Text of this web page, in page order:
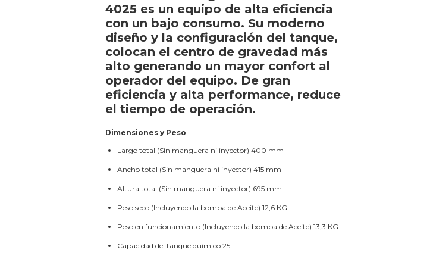
4025 es un equipo de alta eficiencia
con un bajo consumo. Su moderno
diseño y la configuración del tanque,
colocan el centro de gravedad más
alto generando un mayor confort al
operador del equipo. De gran
eficiencia y alta performance, reduce
el tiempo de operación.
Dimensiones y Peso
Largo total (Sin manguera ni inyector) 400 mm
Ancho total (Sin manguera ni inyector) 415 mm
Altura total (Sin manguera ni inyector) 695 mm
Peso seco (Incluyendo la bomba de Aceite) 12,6 KG
Peso en funcionamiento (Incluyendo la bomba de Aceite) 13,3 KG
Capacidad del tanque químico 25 L